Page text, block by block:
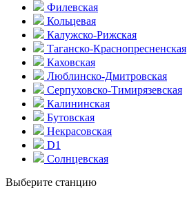
Филевская
Кольцевая
Калужско-Рижская
Таганско-Краснопресненская
Каховская
Люблинско-Дмитровская
Серпуховско-Тимирязевская
Калининская
Бутовская
Некрасовская
D1
Солнцевская
Выберите станцию